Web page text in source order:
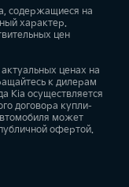
содержащиеся на
характер.
цен
ценах на
к дилерам
Kia осуществляется
договора купли-
может
офертой.